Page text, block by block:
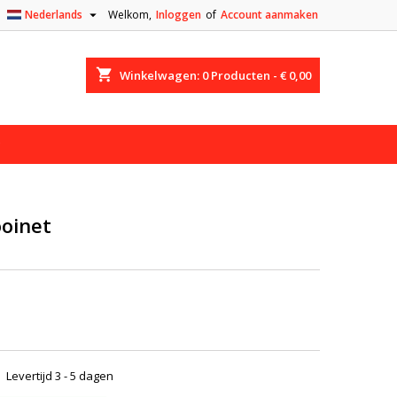
Welkom, Inloggen of Account aanmaken
Nederlands 
shopping_cart Winkelwagen: 0Producten - € 0,00
Levertijd 3 - 5 dagen